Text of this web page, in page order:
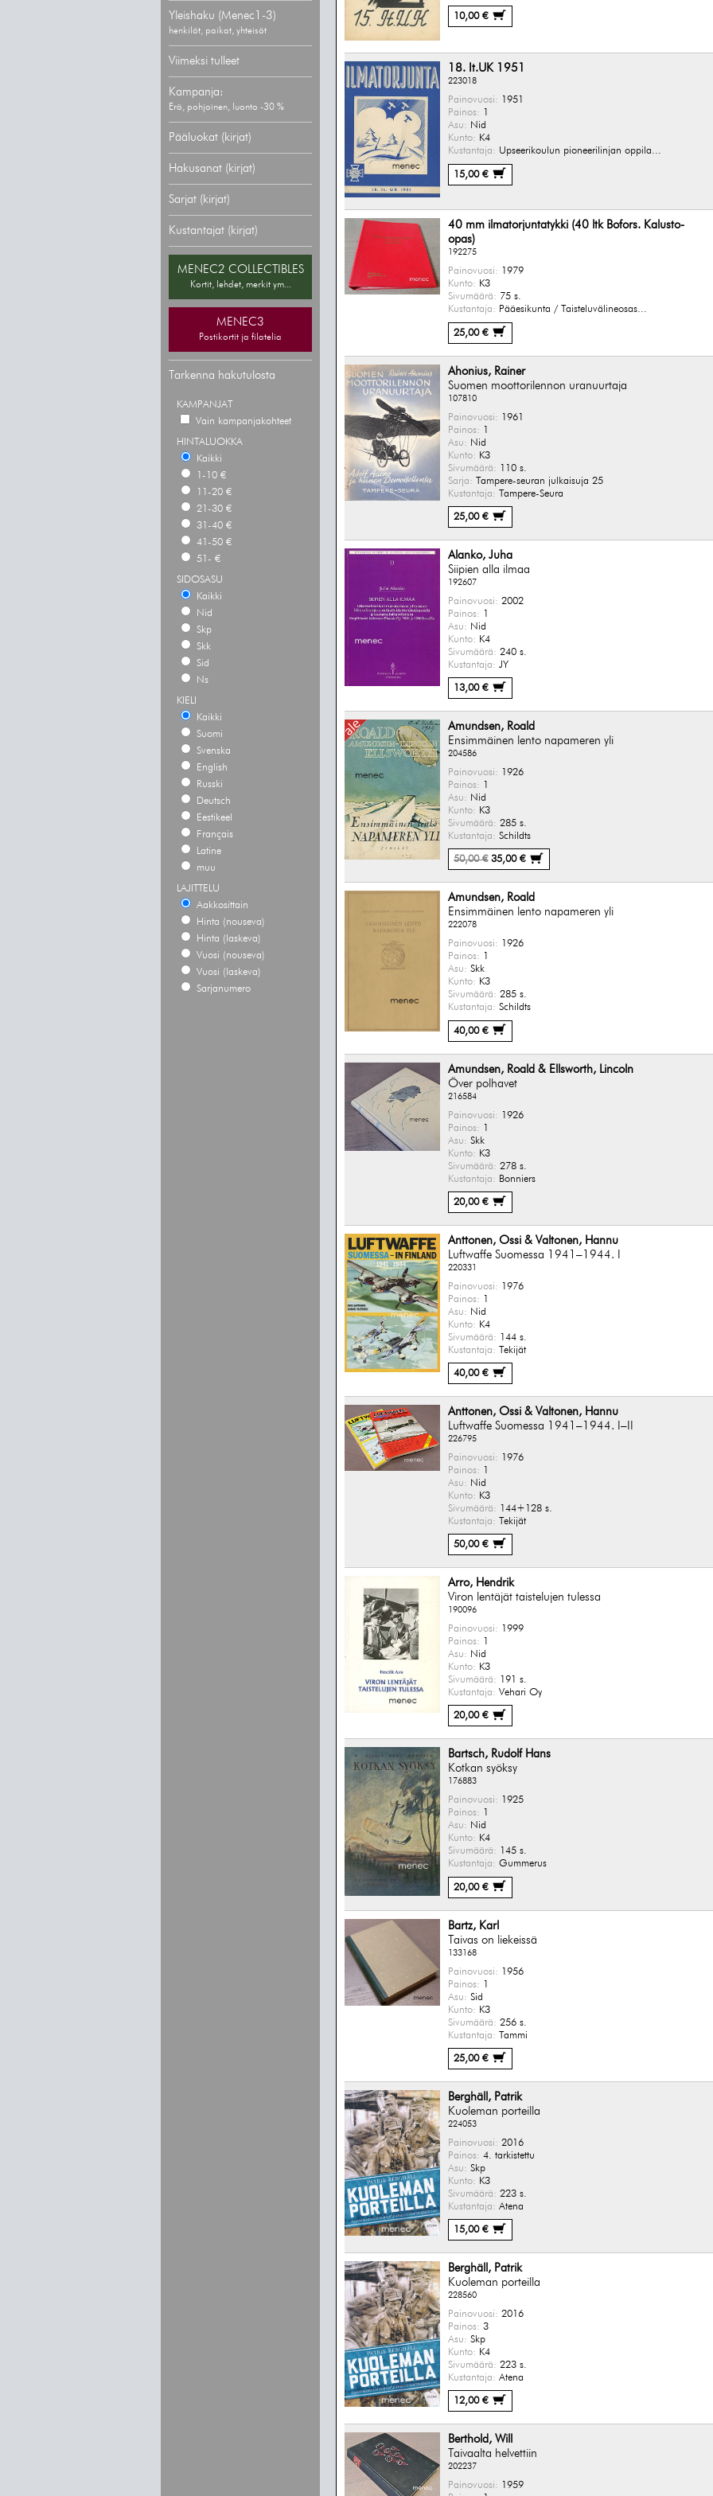
Yleishaku (Menec1-3)
henkilöt, paikat, yhteisöt
Viimeksi tulleet
Kampanja:
Erä, pohjoinen, luonto -30 %
Pääluokat (kirjat)
Hakusanat (kirjat)
Sarjat (kirjat)
Kustantajat (kirjat)
MENEC2 COLLECTIBLES
Kortit, lehdet, merkit ym...
MENEC3
Postikortit ja filatelia
Tarkenna hakutulosta
KAMPANJAT
Vain kampanjakohteet
HINTALUOKKA
Kaikki
1-10 €
11-20 €
21-30 €
31-40 €
41-50 €
51- €
SIDOSASU
Kaikki
Nid
Skp
Skk
Sid
Ns
KIELI
Kaikki
Suomi
Svenska
English
Russki
Deutsch
Eestikeel
Français
Latine
muu
LAJITTELU
Aakkosittain
Hinta (nouseva)
Hinta (laskeva)
Vuosi (nouseva)
Vuosi (laskeva)
Sarjanumero
10,00 €
18. It.UK 1951
223018
Painovuosi: 1951
Painos:
Asu: Nid
Kunto: K4
Kustantaja: Upseerikoulun pioneerilinjan oppila...
15,00 €
40 mm ilmatorjuntatykki (40 ltk Bofors. Kalusto-
opas)
192275
Painovuosi: 1979
Kunto: K3
Sivumäärä: 75 s.
Kustantaja: Pääesikunta / Taisteluvälineosas...
25,00 €
Ahonius, Rainer
Suomen moottorilennon uranuurtaja
107810
Painovuosi: 1961
Painos: 1
Asu: Nid
Kunto: K3
Sivumäärä: 110 s.
Sarja: Tampere-seuran julkaisuja 25
Kustantaja: Tampere-Seura
25,00 €
Alanko, Juha
Siipien alla ilmaa
192607
Painovuosi: 2002
Painos: 1
Asu: Nid
Kunto: K4
Sivumäärä: 240 s.
Kustantaja: JY
13,00 €
Amundsen, Roald
Ensimmäinen lento napameren yli
204586
Painovuosi: 1926
Painos:
Asu: Nid
Kunto: K3
Sivumäärä: 285 s.
Kustantaja: Schildts
50,00 €35,00 €
Amundsen, Roald
Ensimmäinen lento napameren yli
222078
Painovuosi: 1926
Painos:
Asu: Skk
Kunto: K3
Sivumäärä: 285 s.
Kustantaja: Schildts
40,00 €
Amundsen, Roald & Ellsworth, Lincoln
Över polhavet
216584
Painovuosi: 1926
Painos: 1
Asu: Skk
Kunto: K3
Sivumäärä: 278 s.
Kustantaja: Bonniers
20,00 €
Anttonen, Ossi & Valtonen, Hannu
Luftwaffe Suomessa 1941–1944. I
220331
Painovuosi: 1976
Painos: 1
Asu: Nid
Kunto: K4
Sivumäärä: 144 s.
Kustantaja: Tekijät
40,00 €
Anttonen, Ossi & Valtonen, Hannu
Luftwaffe Suomessa 1941–1944. I–II
226795
Painovuosi: 1976
Painos: 1
Asu: Nid
Kunto: K3
Sivumäärä: 144+128 s.
Kustantaja: Tekijät
50,00 €
Arro, Hendrik
Viron lentäjät taistelujen tulessa
190096
Painovuosi: 1999
Painos:
Asu: Nid
Kunto: K3
Sivumäärä: 191 s.
Kustantaja: Vehari Oy
20,00 €
Bartsch, Rudolf Hans
Kotkan syöksy
176883
Painovuosi: 1925
Painos:
Asu: Nid
Kunto: K4
Sivumäärä: 145 s.
Kustantaja: Gummerus
20,00 €
Bartz, Karl
Taivas on liekeissä
133168
Painovuosi: 1956
Painos: 1
Asu: Sid
Kunto: K3
Sivumäärä: 256 s.
Kustantaja: Tammi
25,00 €
Berghäll, Patrik
Kuoleman porteilla
224053
Painovuosi: 2016
Painos: 4. tarkistettu
Asu: Skp
Kunto: K3
Sivumäärä: 223 s.
Kustantaja: Atena
15,00 €
Berghäll, Patrik
Kuoleman porteilla
228560
Painovuosi: 2016
Painos: 3
Asu: Skp
Kunto: K4
Sivumäärä: 223 s.
Kustantaja: Atena
12,00 €
Berthold, Will
Taivaalta helvettiin
202237
Painovuosi: 1959